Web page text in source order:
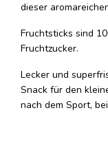
dieser
Fruchtsticks sind
Fruchtzucker.
Lecker und
Snack für den
nach dem Sport,